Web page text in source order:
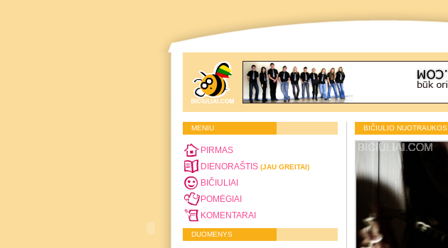
MENIU
PIRMAS
DIENORAŠTIS (JAU GREITAI)
BIČIULIAI
POMĖGIAI
KOMENTARAI
DUOMENYS
BIČIULIO NUOTRAUKOS